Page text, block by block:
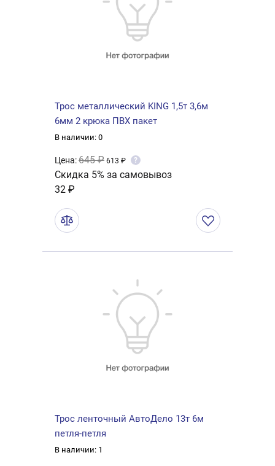
Трос металлический KING 1,5т 3,6м
6мм 2 крюка ПВХ пакет
В наличии: 0
Цена:645 ₽ 613 ₽ ?
Скидка 5% за самовывоз
32 ₽
Трос ленточный АвтоДело 13т 6м
петля-петля
В наличии: 1